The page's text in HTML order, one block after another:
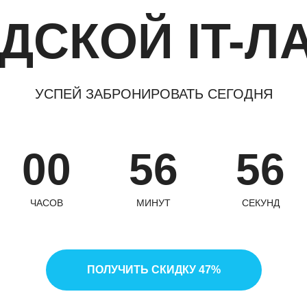
искусственный интеллект
новых друзей из своего города
(перекус) включено
оплата частями
IT-
УСПЕЙ ЗАБРОНИРОВАТЬ СЕГОДНЯ
00
ЧАСОВ
56
МИНУТ
54
СЕКУНД
ПОЛУЧИТЬ СКИДКУ 47%